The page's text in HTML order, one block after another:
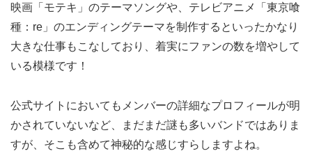
映画「モテキ」のテーマソングや、テレビアニメ「東京喰
種：re」のエンディングテーマを制作するといったかなり
大きな仕事もこなしており、着実にファンの数を増やして
いる模様です！
公式サイトにおいてもメンバーの詳細なプロフィールが明
かされていないなど、まだまだ謎も多いバンドではありま
すが、そこも含めて神秘的な感じすらしますよね。